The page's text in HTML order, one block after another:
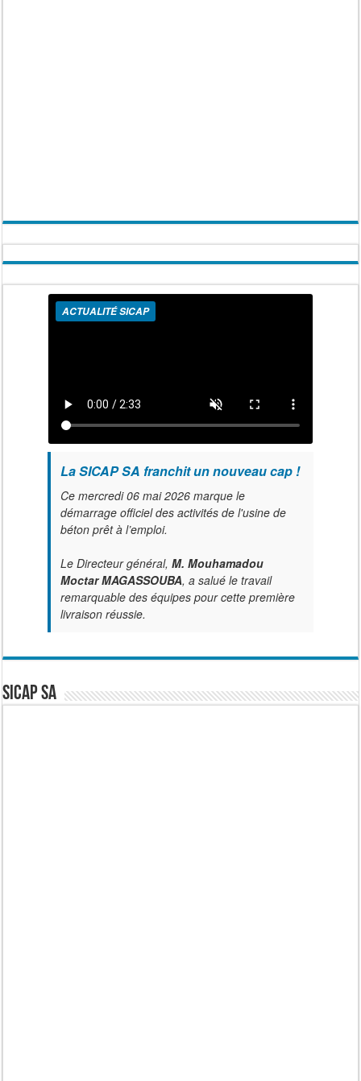
ACTUALITÉ SICAP
La SICAP SA franchit un nouveau cap !
Ce mercredi 06 mai 2026 marque le
démarrage officiel des activités de l'usine de
béton prêt à l’emploi.
Le Directeur général, M. Mouhamadou
Moctar MAGASSOUBA, a salué le travail
remarquable des équipes pour cette première
livraison réussie.
SICAP SA